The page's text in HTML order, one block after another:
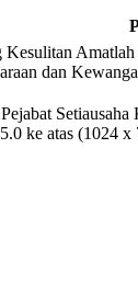
Kesulitan
dan
Setiausaha
ke atas (1024 x